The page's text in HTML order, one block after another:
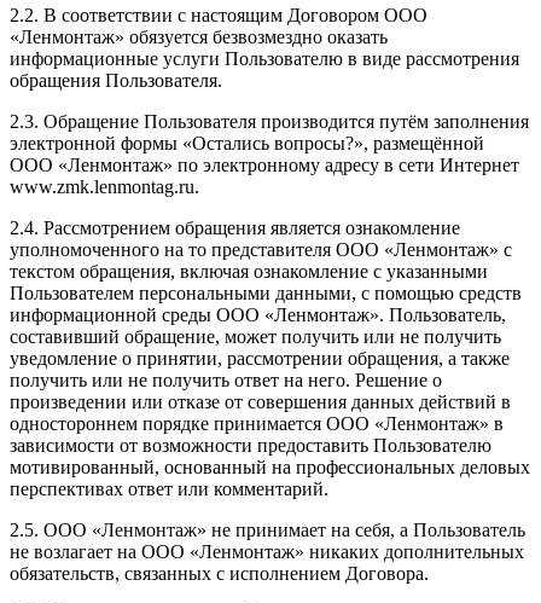
2.2. В соответствии с настоящим Договором ООО
«Ленмонтаж» обязуется безвозмездно оказать
информационные услуги Пользователю в виде рассмотрения
обращения Пользователя.
2.3. Обращение Пользователя производится путём заполнения
электронной формы «Остались вопросы?», размещённой
ООО «Ленмонтаж» по электронному адресу в сети Интернет
www.zmk.lenmontag.ru.
2.4. Рассмотрением обращения является ознакомление
уполномоченного на то представителя ООО «Ленмонтаж» с
текстом обращения, включая ознакомление с указанными
Пользователем персональными данными, с помощью средств
информационной среды ООО «Ленмонтаж». Пользователь,
составивший обращение, может получить или не получить
уведомление о принятии, рассмотрении обращения, а также
получить или не получить ответ на него. Решение о
произведении или отказе от совершения данных действий в
одностороннем порядке принимается ООО «Ленмонтаж» в
зависимости от возможности предоставить Пользователю
мотивированный, основанный на профессиональных деловых
перспективах ответ или комментарий.
2.5. ООО «Ленмонтаж» не принимает на себя, а Пользователь
не возлагает на ООО «Ленмонтаж» никаких дополнительных
обязательств, связанных с исполнением Договора.